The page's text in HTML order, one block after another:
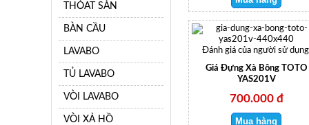
THÓAT SÀN
BÀN CẦU
LAVABO
TỦ LAVABO
VÒI LAVABO
VÒI XẢ HỒ
Đánh giá của người sử
Giá Đựng Xà Bông TOTO
YAS201V
700.000 đ